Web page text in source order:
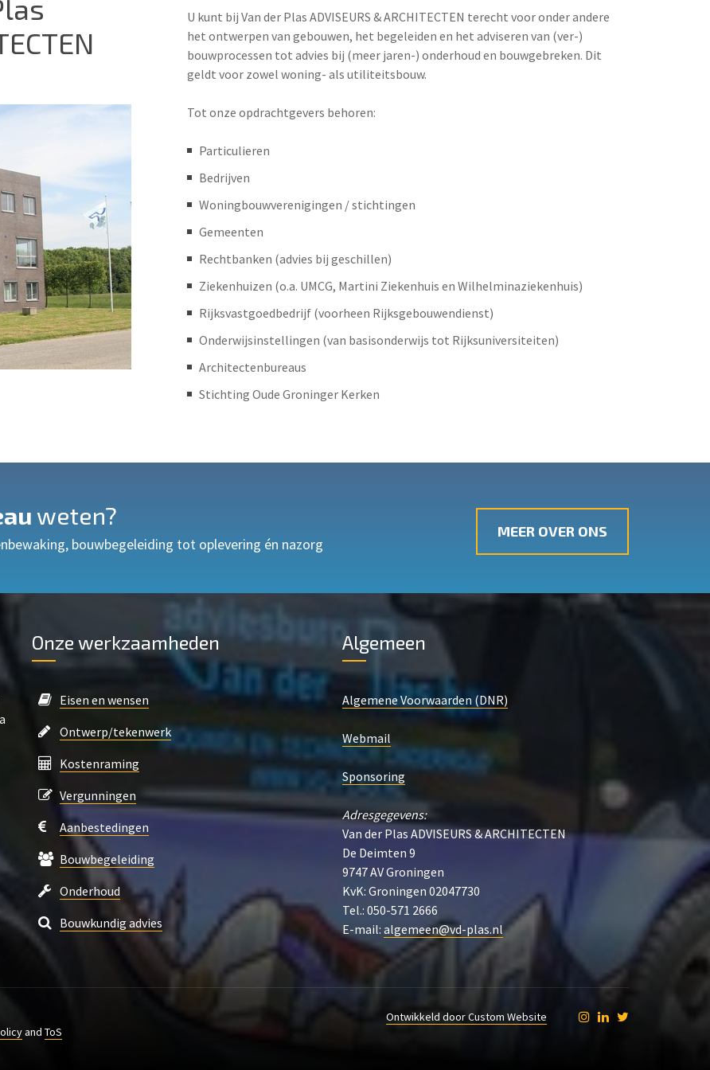
U kunt bij Van der Plas ADVISEURS & ARCHITECTEN terecht voor onder andere
het ontwerpen van gebouwen, het begeleiden en het adviseren van (ver-)
bouwprocessen tot advies bij (meer jaren-) onderhoud en bouwgebreken. Dit
geldt voor zowel woning- als utiliteitsbouw.
Tot onze opdrachtgevers behoren:
Particulieren
Bedrijven
Woningbouwverenigingen / stichtingen
Gemeenten
Rechtbanken (advies bij geschillen)
Ziekenhuizen (o.a. UMCG, Martini Ziekenhuis en Wilhelminaziekenhuis)
Rijksvastgoedbedrijf (voorheen Rijksgebouwendienst)
Onderwijsinstellingen (van basisonderwijs tot Rijksuniversiteiten)
Architectenbureaus
Stichting Oude Groninger Kerken
weten?
bouwbegeleiding tot oplevering én nazorg
MEER OVER ONS
Onze werkzaamheden
Eisen en wensen
Ontwerp/tekenwerk
Kostenraming
Vergunningen
Aanbestedingen
Bouwbegeleiding
Onderhoud
Bouwkundig advies
Algemeen
Algemene Voorwaarden (DNR)
Webmail
Sponsoring
Adresgegevens:
Van der Plas ADVISEURS & ARCHITECTEN
De Deimten 9
9747 AV Groningen
KvK: Groningen 02047730
Tel.: 050-571 2666
E-mail: algemeen@vd-plas.nl
Ontwikkeld door Custom Website
and ToS